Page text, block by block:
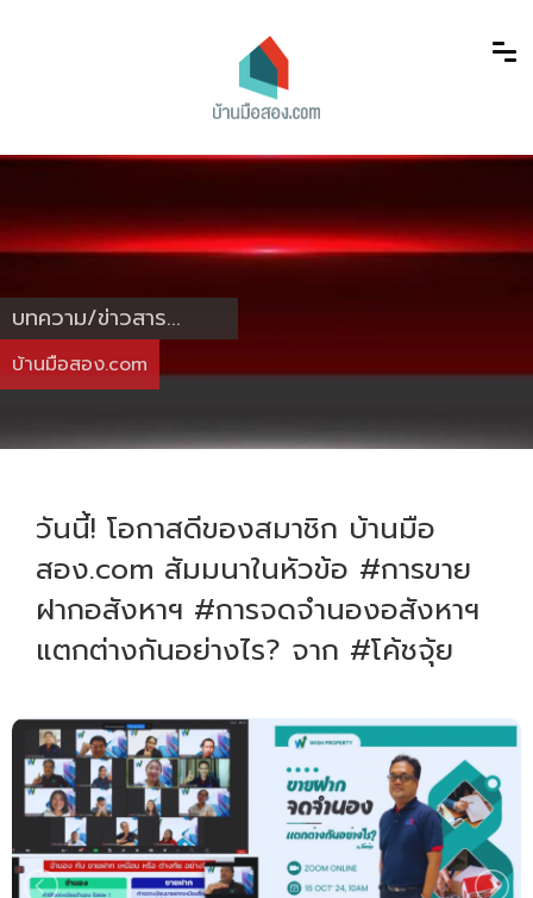
บทความ/ข่าวสาร...
บ้านมือสอง.com
วันนี้! โอกาสดีของสมาชิก บ้านมือ
สอง.com สัมมนาในหัวข้อ #การขาย
ฝากอสังหาฯ #การจดจำนองอสังหาฯ
แตกต่างกันอย่างไร? จาก #โค้ชจุ้ย